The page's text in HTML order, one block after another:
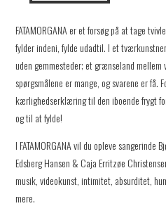
FATAMORGANA er et forsøg på at tage
fylder indeni, fylde udadtil. I et
uden gemmesteder; et grænseland
spørgsmålene er mange, og svarene er få.
kærlighedserklæring til den iboende frygt
og til at fylde!
I FATAMORGANA vil du opleve sangerinde
Edsberg Hansen & Caja Erritzøe
musik, videokunst, intimitet, absurditet,
mere.